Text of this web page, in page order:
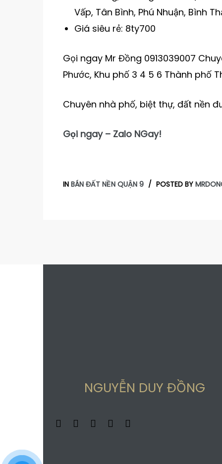
Vấp, Tân Bình, Phú Nhuận, Bình
Giá siêu rẻ: 8ty700
Gọi ngay Mr Đồng 0913039007
Phước, Khu phố 3 4 5 6 Thành phố
Chuyên nhà phố, biệt thự, đất nền
Gọi ngay – Zalo NGay!
IN BÁN ĐẤT NỀN QUẬN 9 POSTED BY
NGUYỄN DUY ĐỒNG